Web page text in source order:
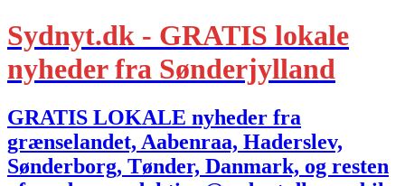
Sydnyt.dk - GRATIS lokale
nyheder fra Sønderjylland
GRATIS LOKALE nyheder fra
grænselandet, Aabenraa, Haderslev,
Sønderborg, Tønder, Danmark, og resten